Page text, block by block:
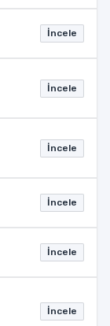
İncele
İncele
İncele
İncele
İncele
İncele